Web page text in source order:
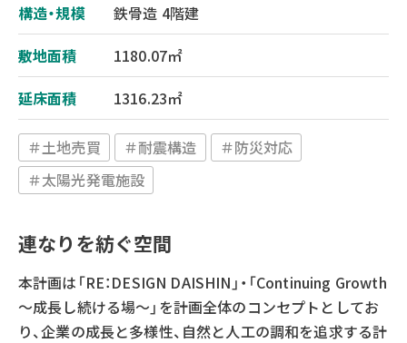
構造・規模
鉄骨造 4階建
敷地面積
1180.07㎡
延床面積
1316.23㎡
＃土地売買 ＃耐震構造
＃防災対応
＃太陽光発電施設
連なりを紡ぐ空間
本計画は「RE：DESIGN DAISHIN」・「Continuing Growth
～成長し続ける場～」を計画全体のコンセプトとしてお
り、企業の成長と多様性、自然と人工の調和を追求する計